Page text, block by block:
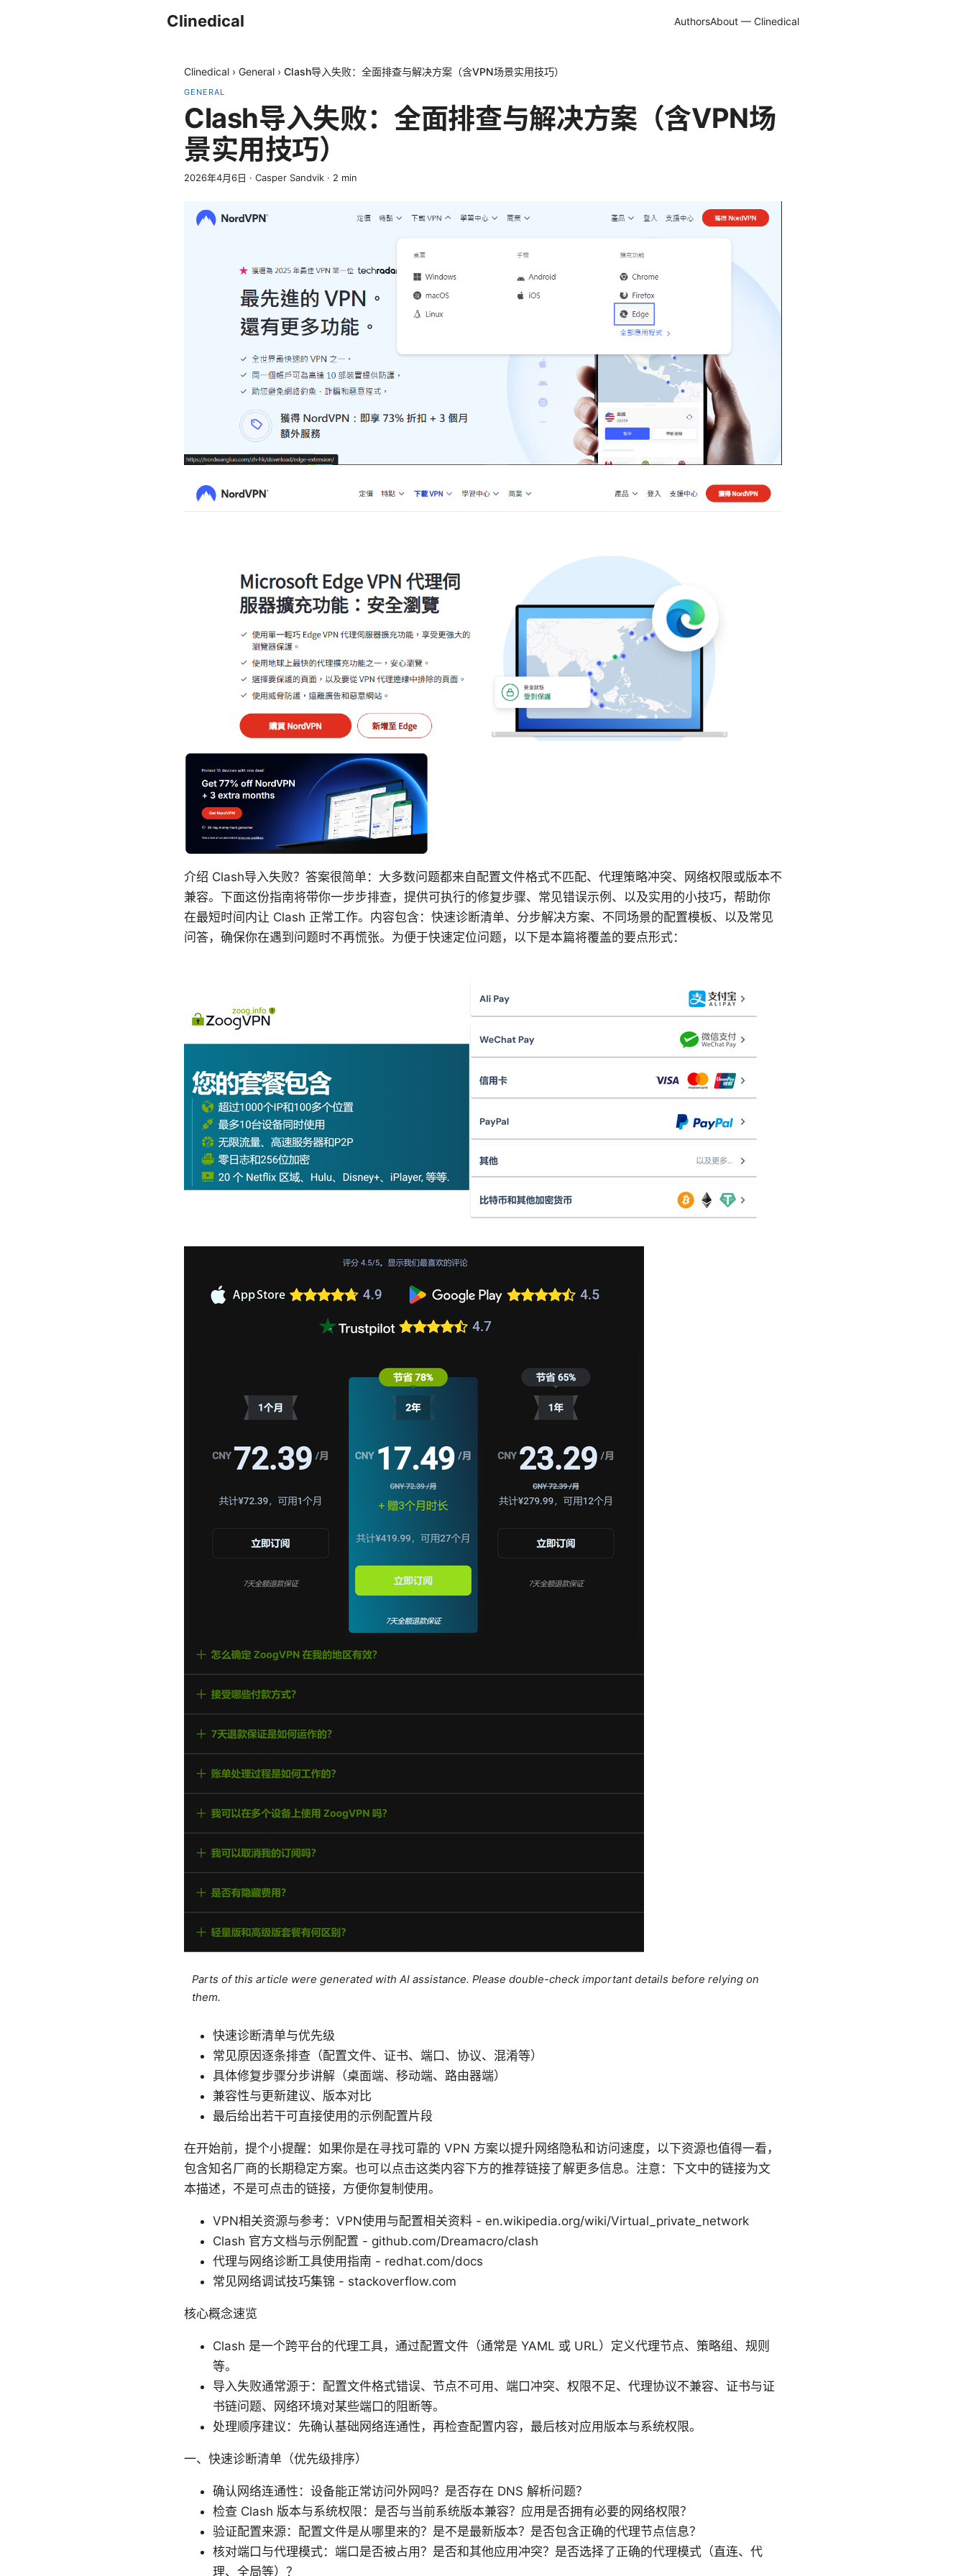
Clinedical AuthorsAbout — Clinedical
Clinedical › General › Clash导入失败：全面排查与解决方案（含VPN场景实用技巧）
GENERAL
Clash导入失败：全面排查与解决方案（含VPN场
景实用技巧）
2026年4月6日 · Casper Sandvik · 2 min
介绍 Clash导入失败？答案很简单：大多数问题都来自配置文件格式不匹配、代理策略冲突、网络权限或版本不
兼容。下面这份指南将带你一步步排查，提供可执行的修复步骤、常见错误示例、以及实用的小技巧，帮助你
在最短时间内让 Clash 正常工作。内容包含：快速诊断清单、分步解决方案、不同场景的配置模板、以及常见
问答，确保你在遇到问题时不再慌张。为便于快速定位问题，以下是本篇将覆盖的要点形式：
Parts of this article were generated with AI assistance. Please double-check important details before relying on
them.
快速诊断清单与优先级
常见原因逐条排查（配置文件、证书、端口、协议、混淆等）
具体修复步骤分步讲解（桌面端、移动端、路由器端）
兼容性与更新建议、版本对比
最后给出若干可直接使用的示例配置片段
在开始前，提个小提醒：如果你是在寻找可靠的 VPN 方案以提升网络隐私和访问速度，以下资源也值得一看，
包含知名厂商的长期稳定方案。也可以点击这类内容下方的推荐链接了解更多信息。注意：下文中的链接为文
本描述，不是可点击的链接，方便你复制使用。
VPN相关资源与参考：VPN使用与配置相关资料 - en.wikipedia.org/wiki/Virtual_private_network
Clash 官方文档与示例配置 - github.com/Dreamacro/clash
代理与网络诊断工具使用指南 - redhat.com/docs
常见网络调试技巧集锦 - stackoverflow.com
核心概念速览
Clash 是一个跨平台的代理工具，通过配置文件（通常是 YAML 或 URL）定义代理节点、策略组、规则
等。
导入失败通常源于：配置文件格式错误、节点不可用、端口冲突、权限不足、代理协议不兼容、证书与证
书链问题、网络环境对某些端口的阻断等。
处理顺序建议：先确认基础网络连通性，再检查配置内容，最后核对应用版本与系统权限。
一、快速诊断清单（优先级排序）
确认网络连通性：设备能正常访问外网吗？是否存在 DNS 解析问题？
检查 Clash 版本与系统权限：是否与当前系统版本兼容？应用是否拥有必要的网络权限？
验证配置来源：配置文件是从哪里来的？是不是最新版本？是否包含正确的代理节点信息？
核对端口与代理模式：端口是否被占用？是否和其他应用冲突？是否选择了正确的代理模式（直连、代
理、全局等）？